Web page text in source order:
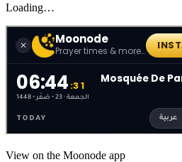
Loading…
View on the Moonode app